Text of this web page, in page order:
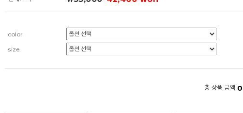
color
size
총 상품 금액 0